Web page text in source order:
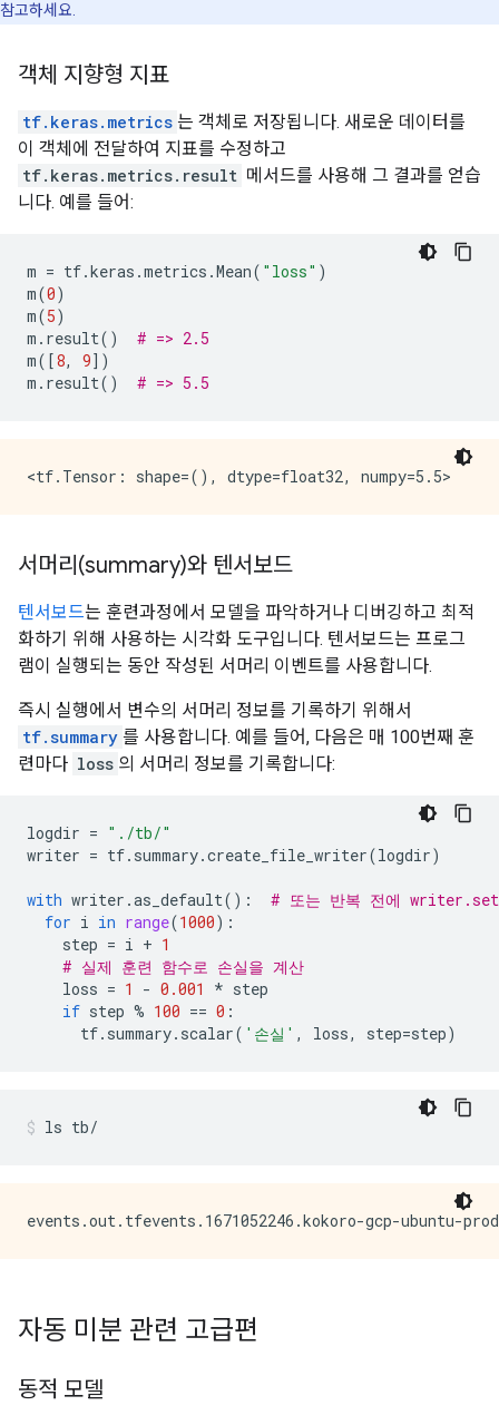
참고하세요.
객체 지향형 지표
tf.keras.metrics 는 객체로 저장됩니다. 새로운 데이터를
이 객체에 전달하여 지표를 수정하고
tf.keras.metrics.result 메서드를 사용해 그 결과를 얻습
니다. 예를 들어:
m = tf.keras .metrics .Mean( "loss" )
m(0)
m(5)
m . result()
# => 2.5
m([8, 9])
m . result() # => 5.5
서머리(summary)와 텐서보드
텐서보드는 훈련과정에서 모델을 파악하거나 디버깅하고 최적
화하기 위해 사용하는 시각화 도구입니다. 텐서보드는 프로그
램이 실행되는 동안 작성된 서머리 이벤트를 사용합니다.
즉시 실행에서 변수의 서머리 정보를 기록하기 위해서
tf.summary 를 사용합니다. 예를 들어, 다음은 매 100번째 훈
련마다 loss 의 서머리 정보를 기록합니다:
logdir = "./tb/"
writer = tf. summary.create_file_writer(logdir)
with writer .as_default():
# 또는 반복 전에
for i in range(1000):
step = i + 1
# 실제 훈련 함수로 손실을 계산
loss = 1 - 0.001 * step
if step % 100 == 0 :
tf. summary. scalar( '손실' , loss, step=step)
ls tb/
자동 미분 관련 고급편
동적 모델